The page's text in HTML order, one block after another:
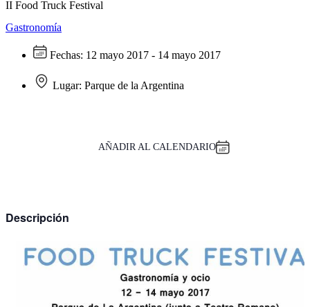
II Food Truck Festival
Gastronomía
Fechas: 12 mayo 2017 - 14 mayo 2017
Lugar: Parque de la Argentina
AÑADIR AL CALENDARIO
Descripción